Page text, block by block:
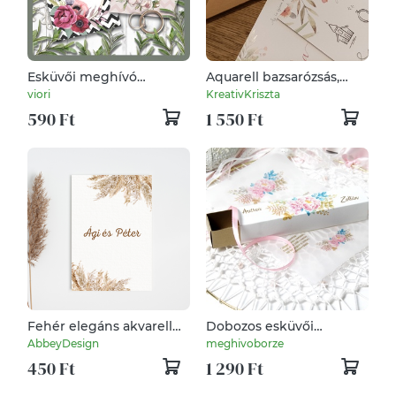
Esküvői meghívó
chevron mintával
viori
590 Ft
Aquarell bazsarózsás,
meghívó masnival
KreativKriszta
1 550 Ft
Fehér elegáns akvarell
virágos , pampafüves
esküvői meghívó
többféle
AbbeyDesign
450 Ft
Dobozos esküvői
meghívó tekerccsel
watercolor motívummal
meghivoborze
1 290 Ft